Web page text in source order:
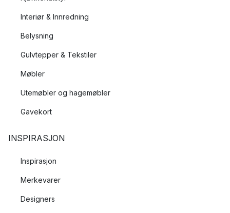
Interiør & Innredning
Belysning
Gulvtepper & Tekstiler
Møbler
Utemøbler og hagemøbler
Gavekort
INSPIRASJON
Inspirasjon
Merkevarer
Designers